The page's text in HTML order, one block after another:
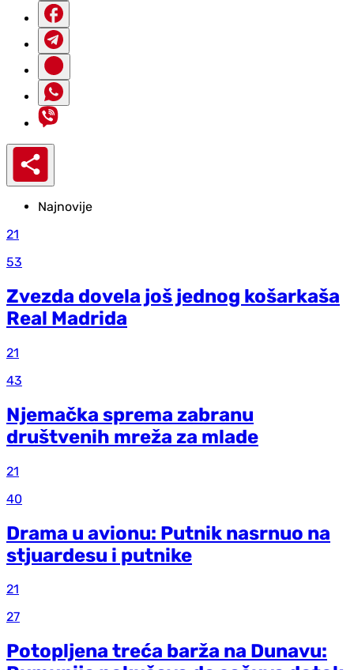
Najnovije
21
53
Zvezda dovela još jednog košarkaša
Real Madrida
21
43
Njemačka sprema zabranu
društvenih mreža za mlade
21
40
Drama u avionu: Putnik nasrnuo na
stjuardesu i putnike
21
27
Potopljena treća barža na Dunavu: